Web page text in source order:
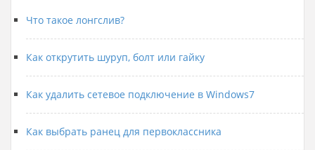
Что такое лонгслив?
Как открутить шуруп, болт или гайку
Как удалить сетевое подключение в Windows7
Как выбрать ранец для первоклассника